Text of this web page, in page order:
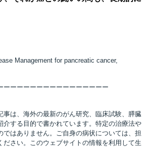
Management for pancreatic cancer,
ーーーーーーーーーーーーーーーー
事は、海外の最新のがん研究、臨床試験、膵臓
介する目的で書かれています。特定の治療法や
ではありません。ご自身の病状については、担
ださい。このウェブサイトの情報を利用して生